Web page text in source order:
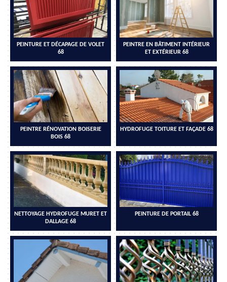
PEINTURE ET DÉCAPAGE DE VOLET
68
PEINTRE EN BÂTIMENT INTÉRIEUR
ET EXTÉRIEUR 68
PEINTRE RÉNOVATION BOISERIE
BOIS 68
HYDROFUGE TOITURE ET FAÇADE 68
NETTOYAGE HYDROFUGE MURET ET
DALLAGE 68
PEINTURE DE PORTAIL 68